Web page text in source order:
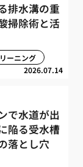
排水溝の重
掃除術と活
2026.07.14
ーニング
で水道が出
陥る受水槽
落とし穴